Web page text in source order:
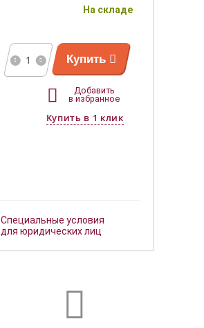
На складе
Купить
Добавить
в избранное
Специальные условия
для юридических лиц